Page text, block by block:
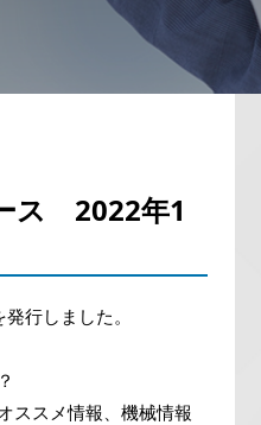
ス 2022年1
行しました。
ススメ情報、機械情報